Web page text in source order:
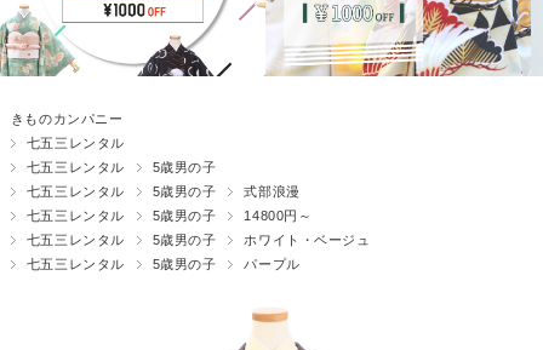
きものカンパニー
七五三レンタル
七五三レンタル
5歳男の子
七五三レンタル
5歳男の子
式部浪漫
七五三レンタル
5歳男の子
14800円～
七五三レンタル
5歳男の子
ホワイト・ベージュ
七五三レンタル
5歳男の子 パープル